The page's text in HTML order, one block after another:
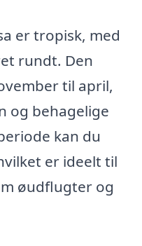
er tropisk, med
rundt. Den
til april,
og behagelige
kan du
er ideelt til
øudflugter og